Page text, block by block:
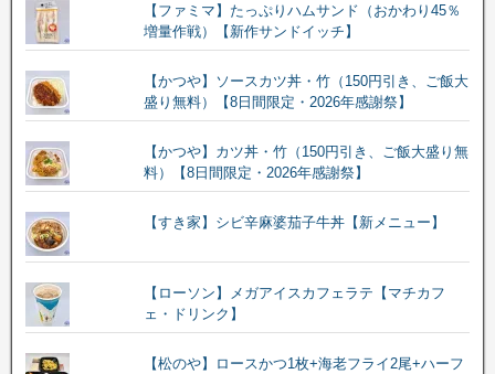
【ファミマ】たっぷりハムサンド（おかわり45％
増量作戦）【新作サンドイッチ】
【かつや】ソースカツ丼・竹（150円引き、ご飯大
盛り無料）【8日間限定・2026年感謝祭】
【かつや】カツ丼・竹（150円引き、ご飯大盛り無
料）【8日間限定・2026年感謝祭】
【すき家】シビ辛麻婆茄子牛丼【新メニュー】
【ローソン】メガアイスカフェラテ【マチカフ
ェ・ドリンク】
【松のや】ロースかつ1枚+海老フライ2尾+ハーフ